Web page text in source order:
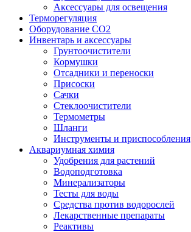
Аксессуары для освещения
Терморегуляция
Оборудование CO2
Инвентарь и аксессуары
Грунтоочистители
Кормушки
Отсадники и переноски
Присоски
Сачки
Стеклоочистители
Термометры
Шланги
Инструменты и приспособления
Аквариумная химия
Удобрения для растений
Водоподготовка
Минерализаторы
Тесты для воды
Средства против водорослей
Лекарственные препараты
Реактивы